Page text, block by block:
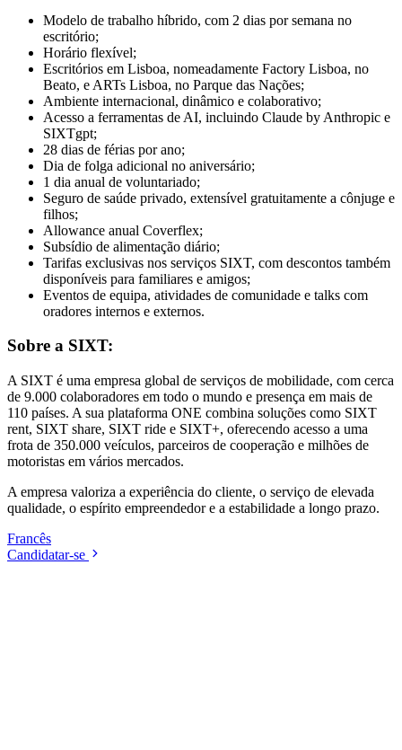
Modelo de trabalho híbrido, com 2 dias por semana no
escritório;
Horário flexível;
Escritórios em Lisboa, nomeadamente Factory Lisboa, no
Beato, e ARTs Lisboa, no Parque das Nações;
Ambiente internacional, dinâmico e colaborativo;
Acesso a ferramentas de AI, incluindo Claude by Anthropic e
SIXTgpt;
28 dias de férias por ano;
Dia de folga adicional no aniversário;
1 dia anual de voluntariado;
Seguro de saúde privado, extensível gratuitamente a cônjuge e
filhos;
Allowance anual Coverflex;
Subsídio de alimentação diário;
Tarifas exclusivas nos serviços SIXT, com descontos também
disponíveis para familiares e amigos;
Eventos de equipa, atividades de comunidade e talks com
oradores internos e externos.
Sobre a SIXT:
A SIXT é uma empresa global de serviços de mobilidade, com cerca
de 9.000 colaboradores em todo o mundo e presença em mais de
110 países. A sua plataforma ONE combina soluções como SIXT
rent, SIXT share, SIXT ride e SIXT+, oferecendo acesso a uma
frota de 350.000 veículos, parceiros de cooperação e milhões de
motoristas em vários mercados.
A empresa valoriza a experiência do cliente, o serviço de elevada
qualidade, o espírito empreendedor e a estabilidade a longo prazo.
Francês
Candidatar-se